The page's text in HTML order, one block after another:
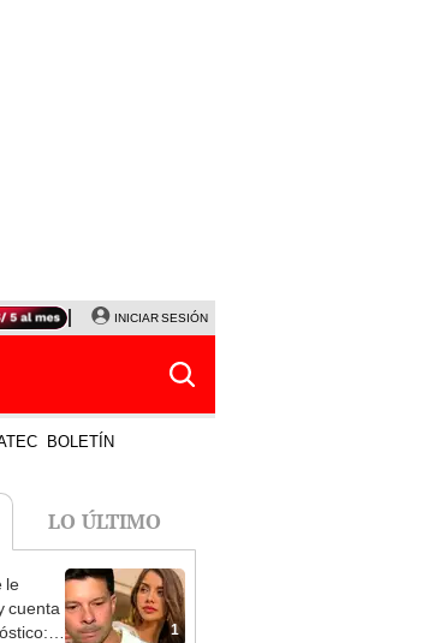
SALDAÑA LA BELLA LUZ
INICIAR SESIÓN
BOLETÍN
LO ÚLTIMO
1
le
cuenta